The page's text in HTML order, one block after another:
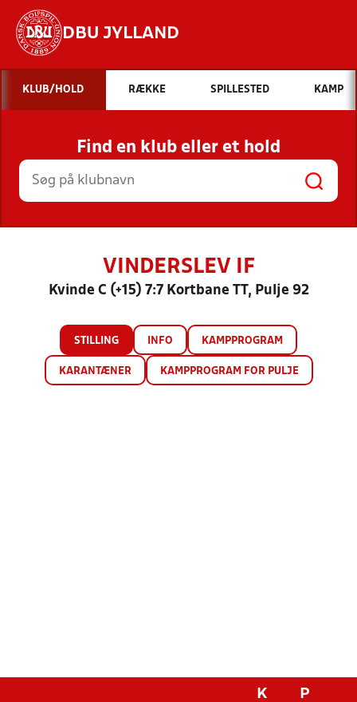
DBU JYLLAND
Hvad vil du søge efter?
INDHOLD OG NYHEDER
STILLINGER, RESULTATER, KLUBBER OG
HOLD
KLUB/HOLD RÆKKE SPILLESTED KAMP
Find en klub eller et hold
VINDERSLEV IF
Kvinde C (+15) 7:7 Kortbane TT, Pulje 92
STILLING INFO KAMPPROGRAM
KARANTÆNER KAMPPROGRAM FOR PULJE
K P